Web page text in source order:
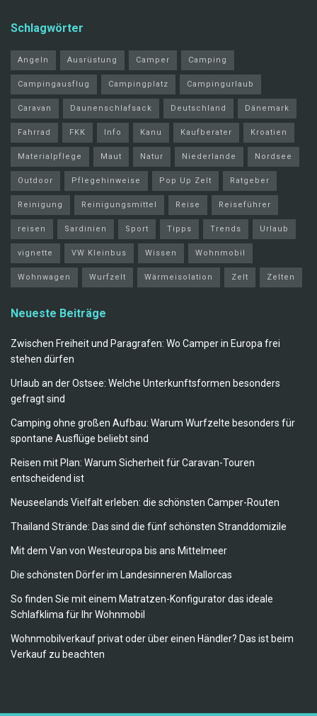
Schlagwörter
Angeln Ausrüstung Camper Camping
Campingausflug Campingplatz Campingurlaub
Caravan Daunenschlafsack Deutschland Dänemark
Fahrrad FKK Info Kanu Kaufberater Kroatien
Materialpflege Maut Natur Niederlande Nordsee
Outdoor Pflegehinweise Pop Up Zelt Ratgeber
Reinigung Reinigungsmittel Reise Reiseführer
reisen Sardinien Sport Tipps Trends Urlaub
vignette VW Kleinbus Wissen Wohnmobil
Wohnwagen Wurfzelt Wärmeisolation Zelt Zelten
Neueste Beiträge
Zwischen Freiheit und Paragrafen: Wo Camper in Europa frei
stehen dürfen
Urlaub an der Ostsee: Welche Unterkunftsformen besonders
gefragt sind
Camping ohne großen Aufbau: Warum Wurfzelte besonders für
spontane Ausflüge beliebt sind
Reisen mit Plan: Warum Sicherheit für Caravan-Touren
entscheidend ist
Neuseelands Vielfalt erleben: die schönsten Camper-Routen
Thailand Strände: Das sind die fünf schönsten Stranddomizile
Mit dem Van von Westeuropa bis ans Mittelmeer
Die schönsten Dörfer im Landesinneren Mallorcas
So finden Sie mit einem Matratzen-Konfigurator das ideale
Schlafklima für Ihr Wohnmobil
Wohnmobilverkauf privat oder über einen Händler? Das ist beim
Verkauf zu beachten